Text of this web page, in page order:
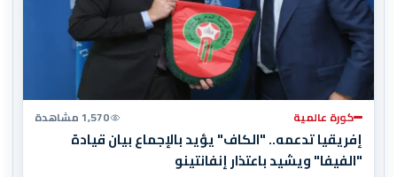
كورة عالمية 1,570 مشاهدة
إفريقيا تدعمه.. "الكاف" يؤيد بالإجماع بيان قيادة
"الفيفا" ويشيد باعتذار إنفانتينو